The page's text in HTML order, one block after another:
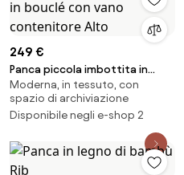
249 €
Panca piccola imbottita in
bouclé con vano contenitore
Alto
Moderna, in tessuto, con
spazio di archiviazione
Disponibile negli e-shop 2